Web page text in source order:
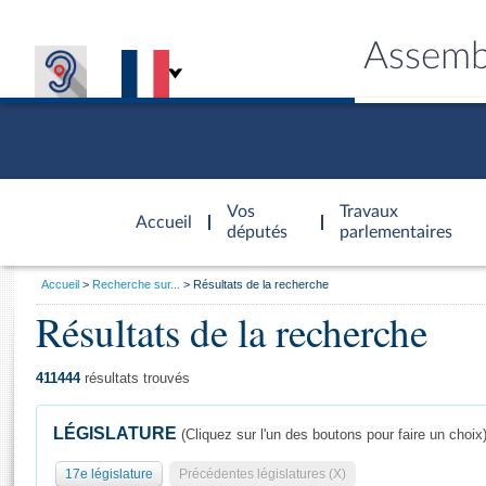
Accueil
d'accueil
Vos
députés
Travaux
parlementaires
Général
Vous
Accueil Recherche sur... Résultats de la recherche
Résultats de la recherche
411444résultats trouvés
LÉGISLATURE (Cliquez sur l'un des boutons pour faire un choix)
17e législature Précédentes législatures (X)